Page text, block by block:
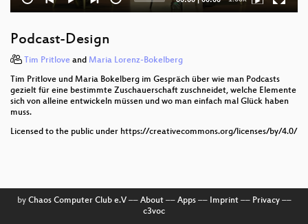
time
Podcast-Design
Tim Pritlove and Maria Lorenz-Bokelberg
Tim Pritlove und Maria Bokelberg im Gespräch über wie man Podcasts
gezielt für eine bestimmte Zuschauerschaft zuschneidet, welche Elemente
sich von alleine entwickeln müssen und wo man einfach mal Glück haben
muss.
Licensed to the public under https://creativecommons.org/licenses/by/4.0/
by Chaos Computer Club e.V–– About–– Apps–– Imprint–– Privacy––
c3voc